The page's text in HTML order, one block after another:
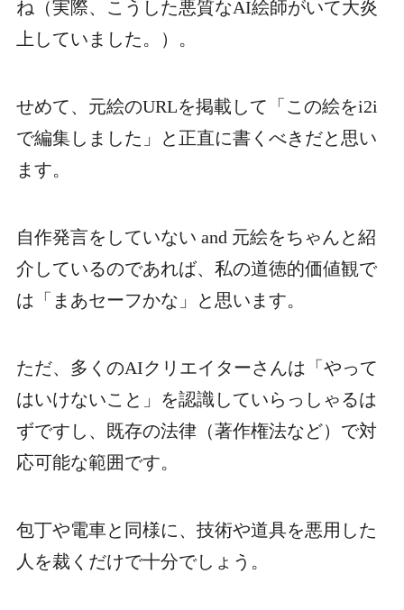
ね（実際、こうした悪質なAI絵師がいて大炎
上していました。）。
せめて、元絵のURLを掲載して「この絵をi2i
で編集しました」と正直に書くべきだと思い
ます。
自作発言をしていない and 元絵をちゃんと紹
介しているのであれば、私の道徳的価値観で
は「まあセーフかな」と思います。
ただ、多くのAIクリエイターさんは「やって
はいけないこと」を認識していらっしゃるは
ずですし、既存の法律（著作権法など）で対
応可能な範囲です。
包丁や電車と同様に、技術や道具を悪用した
人を裁くだけで十分でしょう。